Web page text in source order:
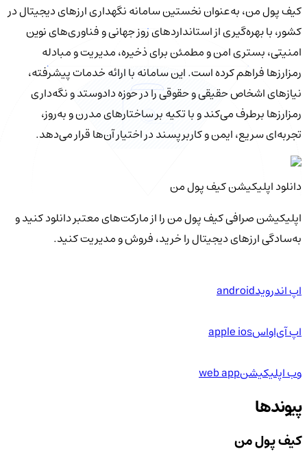
کیف‌ پول من، به‌عنوان نخستین سامانه نگهداری ارزهای دیجیتال در
کشور، با بهره‌گیری از استانداردهای روز جهانی و فناوری‌های نوین
امنیتی، بستری امن و مطمئن برای ذخیره، مدیریت و مبادله
رمزارزها فراهم کرده است. این سامانه با ارائه خدمات پیشرفته،
نیازهای اشخاص حقیقی و حقوقی را در حوزه دادوستد و نگه‌داری
رمزارزها برطرف می‌کند و با تکیه بر ساختارهای مدرن و به‌روز،
تجربه‌ای سریع، ایمن و کاربرپسند در اختیار آن‌ها قرار می‌دهد.
دانلود اپلیکیشن کیف‌ پول من
اپلیکیشن صرافی کیف پول من را از مارکت‌های معتبر دانلود کنید و
به‌سادگی ارزهای دیجیتال را خرید، فروش و مدیریت کنید.
اپ اندرویدandroid
اپ آی‌او‌اسapple ios
وب اپلیکیشنweb app
پیوندها
کیف پول من